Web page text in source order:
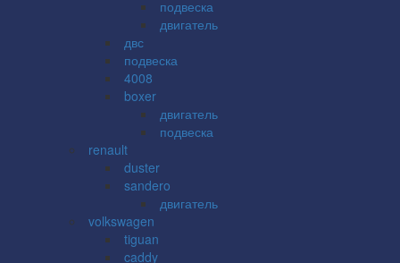
подвеска
двигатель
двс
подвеска
4008
boxer
двигатель
подвеска
renault
duster
sandero
двигатель
volkswagen
tiguan
caddy